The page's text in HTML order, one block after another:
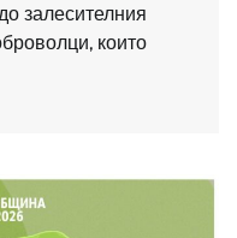
залесителния
които